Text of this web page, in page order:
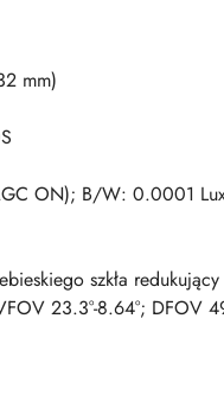
mm)
ON); B/W: 0.0001
szkła
23.3°-8.64°; DFOV